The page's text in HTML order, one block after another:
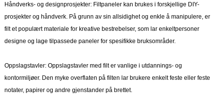
Håndverks- og designprosjekter: Filtpaneler kan brukes i forskjellige DIY-
prosjekter og håndverk. På grunn av sin allsidighet og enkle å manipulere, er
filt et populært materiale for kreative bestrebelser, som lar enkeltpersoner
designe og lage tilpassede paneler for spesifikke bruksområder.
Oppslagstavler: Oppslagstavler med filt er vanlige i utdannings- og
kontormiljøer. Den myke overflaten på filten lar brukere enkelt feste eller feste
notater, papirer og andre gjenstander på brettet.